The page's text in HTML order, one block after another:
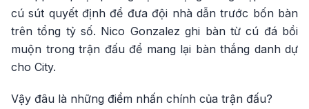
cú sút quyết định để đưa đội nhà dẫn trước bốn bàn
trên tổng tỷ số. Nico Gonzalez ghi bàn từ cú đá bồi
muộn trong trận đấu để mang lại bàn thắng danh dự
cho City.
Vậy đâu là những điểm nhấn chính của trận đấu?